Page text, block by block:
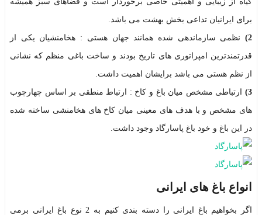
برای ایرانیان تداعی بخش بهشت می باشد.
2) نظمی سازماندهی شده همانند جهان هستی : هخامنشیان یکی از
قدرتمندترین امپراتوری های تاریخ بودند و ساخت باغی منظم که نشانی
از نظم هستی می باشد برایشان اهمیت داشت.
3) ارتباطی مشخص میان باغ و کاخ : ارتباط منطقی بر اساس چهارچوب
های مشخص و با هدف های معینی میان کاخ های هخامنشی ساخته شده
در این باغ و خود باغ پاسارگاد وجود داشت.
انواع باغ های ایرانی
اگر بخواهیم باغ ایرانی را دسته بندی کنیم به 2 نوع باغ ایرانی برمی